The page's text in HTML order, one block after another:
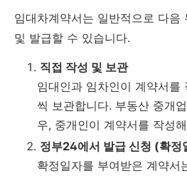
임대차계약서는 일반적으로 다음
및 발급할 수 있습니다.
직접 작성 및 보관
임대인과 임차인이 계약서를
씩 보관합니다. 부동산 중개
우, 중개인이 계약서를 작성
정부24에서 발급 신청 (확정
확정일자를 부여받은 계약서